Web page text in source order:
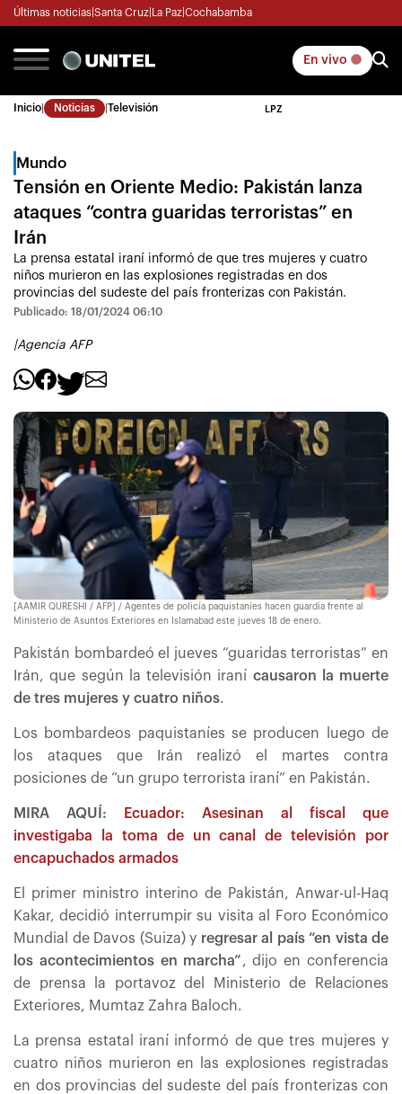
Últimas noticias Santa Cruz La Paz Cochabamba
En vivo
Inicio Noticias Televisión LPZ
Mundo
Tensión en Oriente Medio: Pakistán lanza
ataques “contra guaridas terroristas” en
Irán
La prensa estatal iraní informó de que tres mujeres y cuatro
niños murieron en las explosiones registradas en dos
provincias del sudeste del país fronterizas con Pakistán.
Publicado: 18/01/2024 06:10
|Agencia AFP
[AAMIR QURESHI / AFP] / Agentes de policía paquistaníes hacen guardia frente al
Ministerio de Asuntos Exteriores en Islamabad este jueves 18 de enero.
Pakistán bombardeó el jueves “guaridas terroristas” en
Irán, que según la televisión iraní causaron la muerte
de tres mujeres y cuatro niños.
Los bombardeos paquistaníes se producen luego de
los ataques que Irán realizó el martes contra
posiciones de “un grupo terrorista iraní” en Pakistán.
MIRA AQUÍ:
Ecuador: Asesinan al fiscal que
investigaba la toma de un canal de televisión por
encapuchados armados
El primer ministro interino de Pakistán, Anwar-ul-Haq
Kakar, decidió interrumpir su visita al Foro Económico
Mundial de Davos (Suiza) y regresar al país “en vista de
los acontecimientos en marcha” , dijo en conferencia
de prensa la portavoz del Ministerio de Relaciones
Exteriores, Mumtaz Zahra Baloch.
La prensa estatal iraní informó de que tres mujeres y
cuatro niños murieron en las explosiones registradas
en dos provincias del sudeste del país fronterizas con